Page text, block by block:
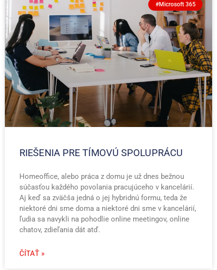
#Microsoft 365
RIEŠENIA PRE TÍMOVÚ SPOLUPRÁCU
Homeoffice, alebo práca z domu je už dnes bežnou
súčasťou každého povolania pracujúceho v kancelárií.
Aj keď sa zväčša jedná o jej hybridnú formu, teda že
niektoré dni sme doma a niektoré dni sme v kancelárií,
ľudia sa navykli na pohodlie online meetingov, online
chatov, zdieľania dát atď.
ČÍTAŤ »